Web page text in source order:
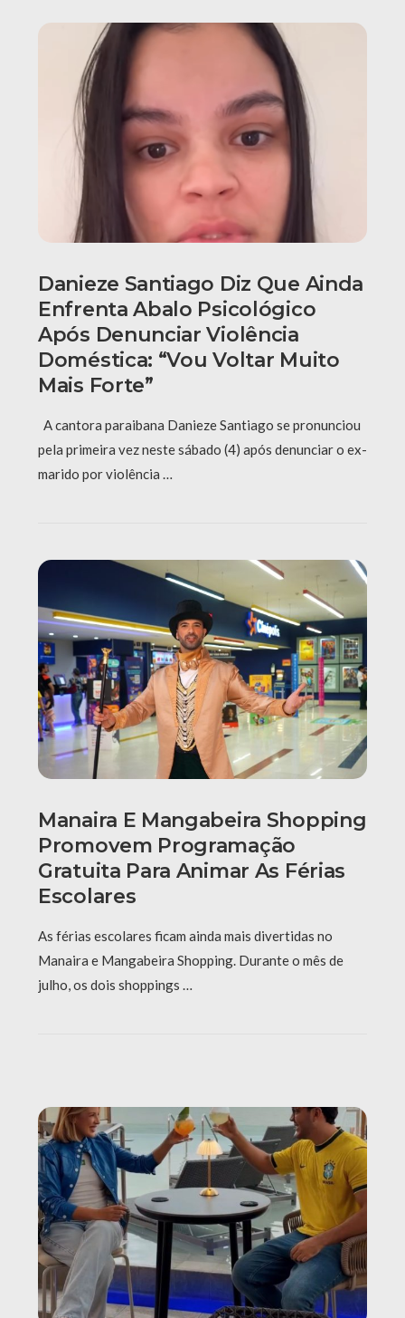
Danieze Santiago Diz Que Ainda
Enfrenta Abalo Psicológico
Após Denunciar Violência
Doméstica: “Vou Voltar Muito
Mais Forte”
A cantora paraibana Danieze Santiago se pronunciou
pela primeira vez neste sábado (4) após denunciar o ex-
marido por violência …
Manaira E Mangabeira Shopping
Promovem Programação
Gratuita Para Animar As Férias
Escolares
As férias escolares ficam ainda mais divertidas no
Manaira e Mangabeira Shopping. Durante o mês de
julho, os dois shoppings …